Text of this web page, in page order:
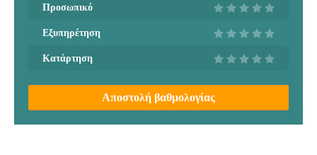
Προσωπικό
Εξυπηρέτηση
Κατάρτηση
Αποστολή βαθμολογίας